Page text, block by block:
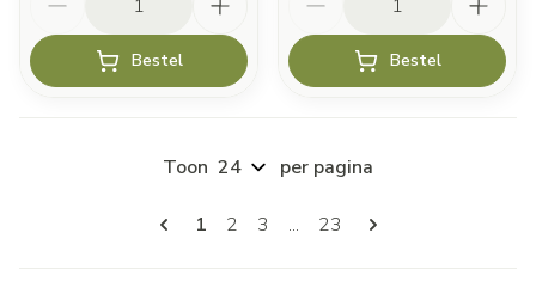
Bestel Bestel
Pagina's
U lees momenteel pagina
1 Pagina
2 Pagina
3 ... Pagina
23
Toon per pagina